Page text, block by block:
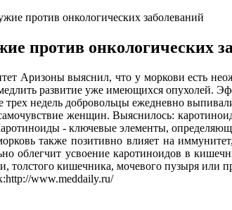
против онкологических заболеваний
против онкологических
Аризоны выяснил, что у моркови есть
развитие уже имеющихся опухолей.
трех недель добровольцы ежедневно
женщин. Выяснилось:
- ключевые элементы,
также позитивно влияет на
облегчит усвоение каротиноидов в
толстого кишечника, мочевого пузыря или
www.meddaily.ru/